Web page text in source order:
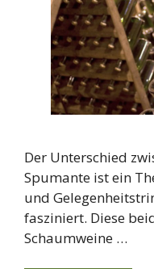
Der Unterschied
Spumante ist ein
und
fasziniert. Diese
Schaumweine …